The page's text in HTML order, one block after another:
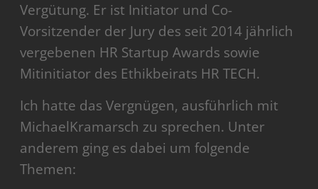
Vergütung. Er ist Initiator und Co-
Vorsitzender der Jury des seit 2014 jährlich
vergebenen HR Startup Awards sowie
Mitinitiator des Ethikbeirats HR TECH.
Ich hatte das Vergnügen, ausführlich mit
MichaelKramarsch zu sprechen. Unter
anderem ging es dabei um folgende
Themen: